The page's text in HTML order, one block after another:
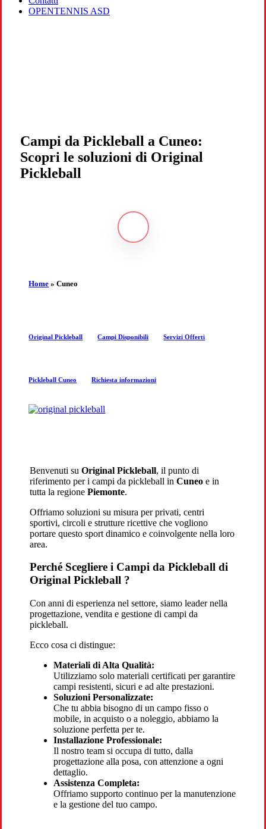
OPENTENNIS ASD
Campi da Pickleball a Cuneo:
Scopri le soluzioni di Original
Pickleball
Navigate
section
Home »Cuneo
Original Pickleball Campi Disponibili Servizi Offerti
Pickleball Cuneo Richiesta informazioni
Benvenuti suOriginal Pickleball, il punto di
riferimento per i campi da pickleball inCuneo e in
tutta la regionePiemonte.
Offriamo soluzioni su misura per privati, centri
sportivi, circoli e strutture ricettive che vogliono
portare questo sport dinamico e coinvolgente nella loro
area.
Perché Scegliere i Campi da Pickleball di
Original Pickleball ?
Con anni di esperienza nel settore, siamo leader nella
progettazione, vendita e gestione di campi da
pickleball.
Ecco cosa ci distingue:
Materiali di Alta Qualità:
Utilizziamo solo materiali certificati per garantire
campi resistenti, sicuri e ad alte prestazioni.
Soluzioni Personalizzate:
Che tu abbia bisogno di un campo fisso o
mobile, in acquisto o a noleggio, abbiamo la
soluzione perfetta per te.
Installazione Professionale:
Il nostro team si occupa di tutto, dalla
progettazione alla posa, con attenzione a ogni
dettaglio.
Assistenza Completa:
Offriamo supporto continuo per la manutenzione
e la gestione del tuo campo.